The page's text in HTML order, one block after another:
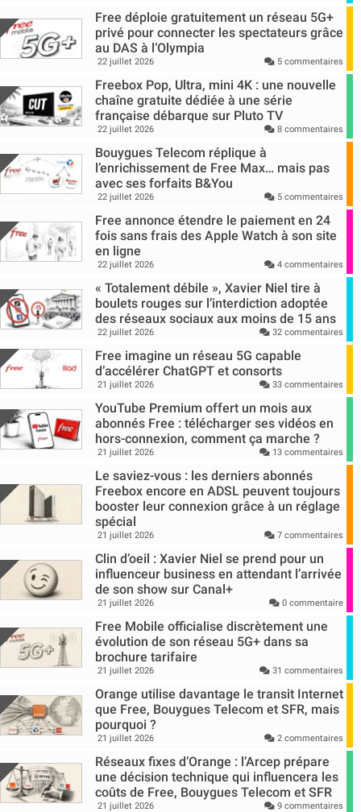
Free déploie gratuitement un réseau 5G+
privé pour connecter les spectateurs grâce
au DAS à l’Olympia
22 juillet 2026 5 commentaires
Freebox Pop, Ultra, mini 4K : une nouvelle
chaîne gratuite dédiée à une série
française débarque sur Pluto TV
22 juillet 2026 8 commentaires
Bouygues Telecom réplique à
l’enrichissement de Free Max… mais pas
avec ses forfaits B&You
22 juillet 2026 5 commentaires
Free annonce étendre le paiement en 24
fois sans frais des Apple Watch à son site
en ligne
22 juillet 2026 4 commentaires
« Totalement débile », Xavier Niel tire à
boulets rouges sur l’interdiction adoptée
des réseaux sociaux aux moins de 15 ans
22 juillet 2026 32 commentaires
Free imagine un réseau 5G capable
d’accélérer ChatGPT et consorts
21 juillet 2026 33 commentaires
YouTube Premium offert un mois aux
abonnés Free : télécharger ses vidéos en
hors-connexion, comment ça marche ?
21 juillet 2026 13 commentaires
Le saviez-vous : les derniers abonnés
Freebox encore en ADSL peuvent toujours
booster leur connexion grâce à un réglage
spécial
21 juillet 2026 7 commentaires
Clin d’oeil : Xavier Niel se prend pour un
influenceur business en attendant l’arrivée
de son show sur Canal+
21 juillet 2026 0 commentaire
Free Mobile officialise discrètement une
évolution de son réseau 5G+ dans sa
brochure tarifaire
21 juillet 2026 31 commentaires
Orange utilise davantage le transit Internet
que Free, Bouygues Telecom et SFR, mais
pourquoi ?
21 juillet 2026 2 commentaires
Réseaux fixes d’Orange : l’Arcep prépare
une décision technique qui influencera les
coûts de Free, Bouygues Telecom et SFR
21 juillet 2026 9 commentaires